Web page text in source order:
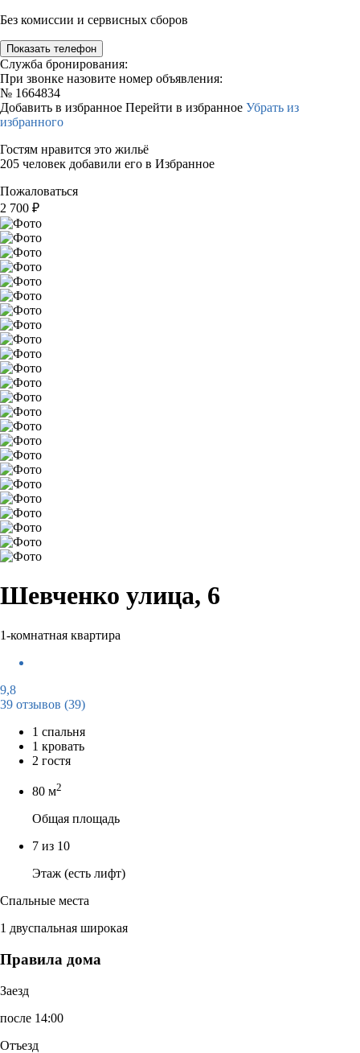
Без комиссии и сервисных сборов
Показать телефон
Служба бронирования:
При звонке назовите номер объявления:
№ 1664834
Добавить в избранное Перейти в избранное Убрать из
избранного
Гостям нравится это жильё
205 человек добавили его в Избранное
Пожаловаться
2 700 ₽
Шевченко улица, 6
1-комнатная квартира
9,8
39 отзывов (39)
1 спальня
1 кровать
2 гостя
80 м2
Общая площадь
7 из 10
Этаж (есть лифт)
Спальные места
1 двуспальная широкая
Правила дома
Заезд
после 14:00
Отъезд